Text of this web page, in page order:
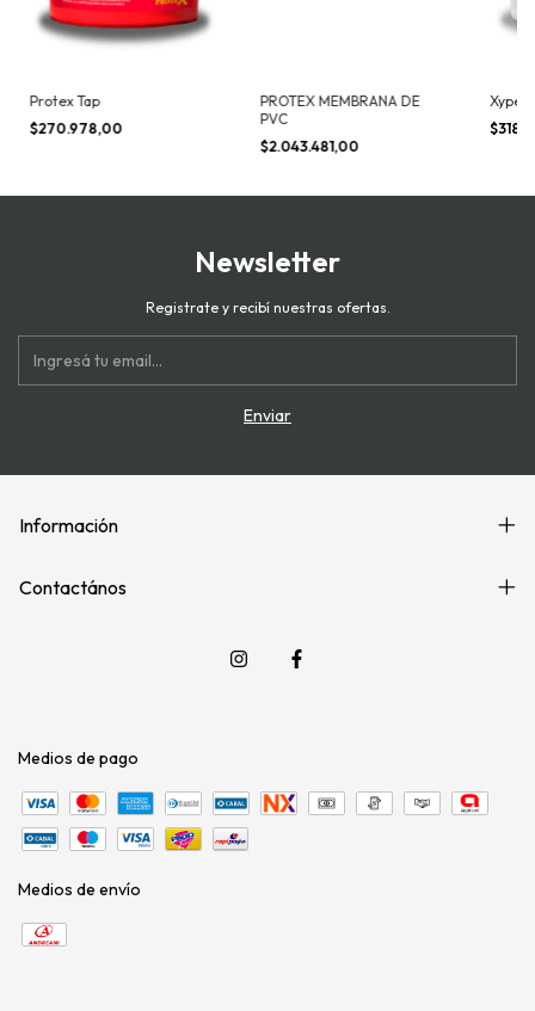
Protex Tap
$270.978,00
PROTEX MEMBRANA DE
PVC
$2.043.481,00
Xypex
Newsletter
Registrate y recibí nuestras ofertas.
Información
Contactános
Medios de pago
Medios de envío